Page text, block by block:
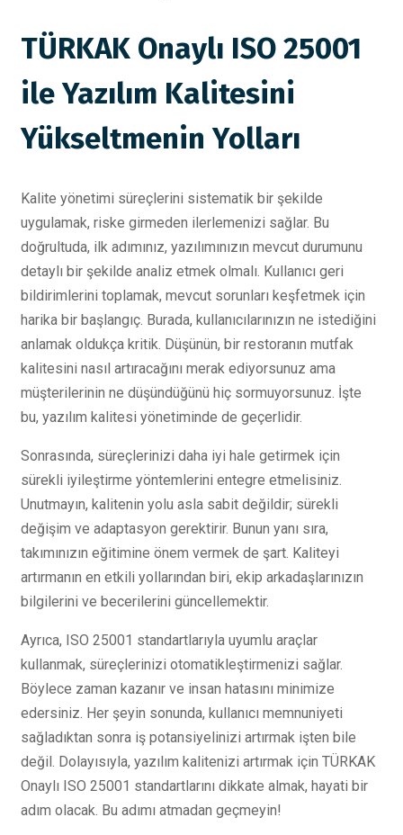
TÜRKAK Onaylı ISO 25001
ile Yazılım Kalitesini
Yükseltmenin Yolları
Kalite yönetimi süreçlerini sistematik bir şekilde
uygulamak, riske girmeden ilerlemenizi sağlar. Bu
doğrultuda, ilk adımınız, yazılımınızın mevcut durumunu
detaylı bir şekilde analiz etmek olmalı. Kullanıcı geri
bildirimlerini toplamak, mevcut sorunları keşfetmek için
harika bir başlangıç. Burada, kullanıcılarınızın ne istediğini
anlamak oldukça kritik. Düşünün, bir restoranın mutfak
kalitesini nasıl artıracağını merak ediyorsunuz ama
müşterilerinin ne düşündüğünü hiç sormuyorsunuz. İşte
bu, yazılım kalitesi yönetiminde de geçerlidir.
Sonrasında, süreçlerinizi daha iyi hale getirmek için
sürekli iyileştirme yöntemlerini entegre etmelisiniz.
Unutmayın, kalitenin yolu asla sabit değildir; sürekli
değişim ve adaptasyon gerektirir. Bunun yanı sıra,
takımınızın eğitimine önem vermek de şart. Kaliteyi
artırmanın en etkili yollarından biri, ekip arkadaşlarınızın
bilgilerini ve becerilerini güncellemektir.
Ayrıca, ISO 25001 standartlarıyla uyumlu araçlar
kullanmak, süreçlerinizi otomatikleştirmenizi sağlar.
Böylece zaman kazanır ve insan hatasını minimize
edersiniz. Her şeyin sonunda, kullanıcı memnuniyeti
sağladıktan sonra iş potansiyelinizi artırmak işten bile
değil. Dolayısıyla, yazılım kalitenizi artırmak için TÜRKAK
Onaylı ISO 25001 standartlarını dikkate almak, hayati bir
adım olacak. Bu adımı atmadan geçmeyin!